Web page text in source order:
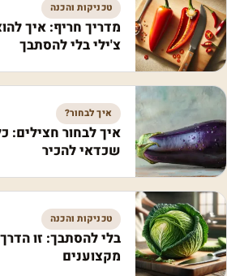
טכניקות והכנה
מדריך חריף: איך
צ'ילי בלי להסתבך
איך לבחור?
איך לבחור חצילים:
שכדאי להכיר
טכניקות והכנה
בלי להסתבך: זו
מקצוענים